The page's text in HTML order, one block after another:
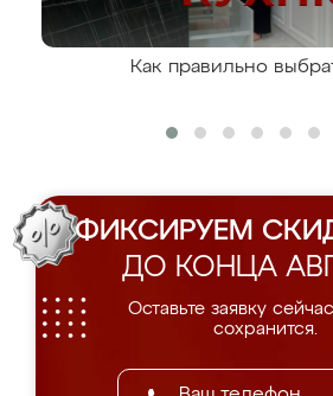
Как правильно
ФИКСИРУЕМ
ДО КОНЦА
Оставьте заявку
сохранится.